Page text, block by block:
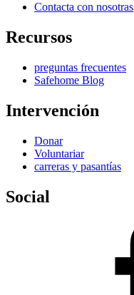
Contacta con nosotras
Recursos
preguntas frecuentes
Safehome Blog
Intervención
Donar
Voluntariar
carreras y pasantías
Social